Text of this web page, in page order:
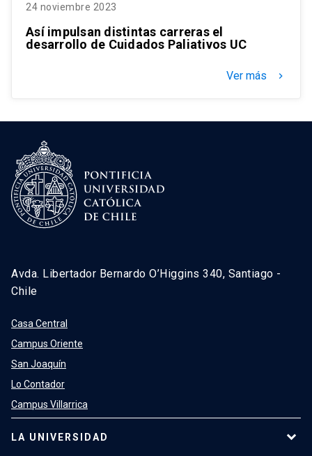
24 noviembre 2023
Así impulsan distintas carreras el
desarrollo de Cuidados Paliativos UC
Ver más keyboard_arrow_right
Avda. Libertador Bernardo O’Higgins 340, Santiago -
Chile
Casa Central
Campus Oriente
San Joaquín
Lo Contador
Campus Villarrica
LA UNIVERSIDAD